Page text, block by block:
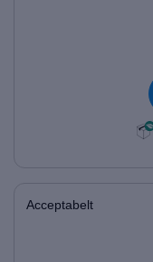
Acceptabelt